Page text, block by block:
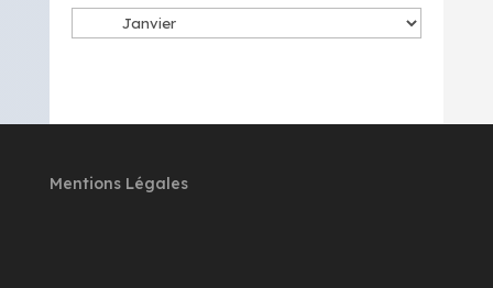
Mentions Légales